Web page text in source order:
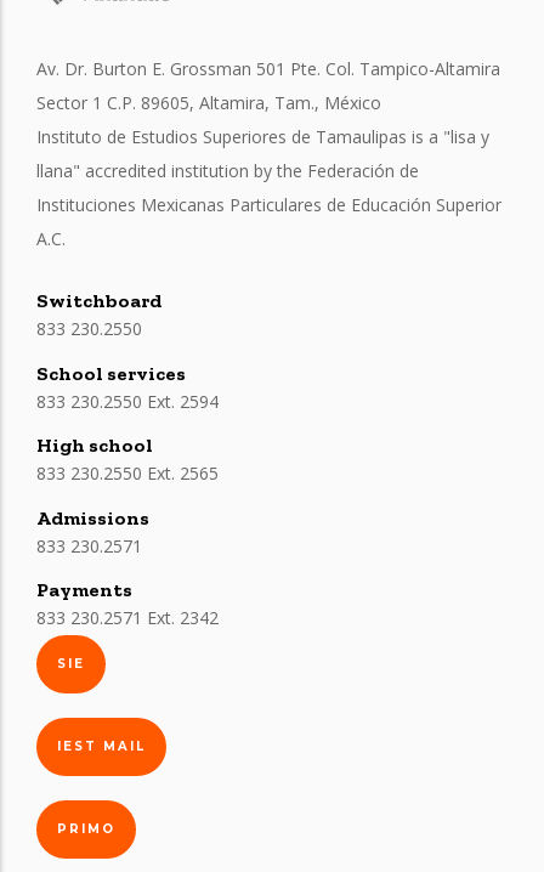
Av. Dr. Burton E. Grossman 501 Pte. Col. Tampico-Altamira
Sector 1 C.P. 89605, Altamira, Tam., México
Instituto de Estudios Superiores de Tamaulipas is a "lisa y
llana" accredited institution by the Federación de
Instituciones Mexicanas Particulares de Educación Superior
A.C.
Switchboard
833 230.2550
School services
833 230.2550 Ext. 2594
High school
833 230.2550 Ext. 2565
Admissions
833 230.2571
Payments
833 230.2571 Ext. 2342
SIE
IEST MAIL
PRIMO